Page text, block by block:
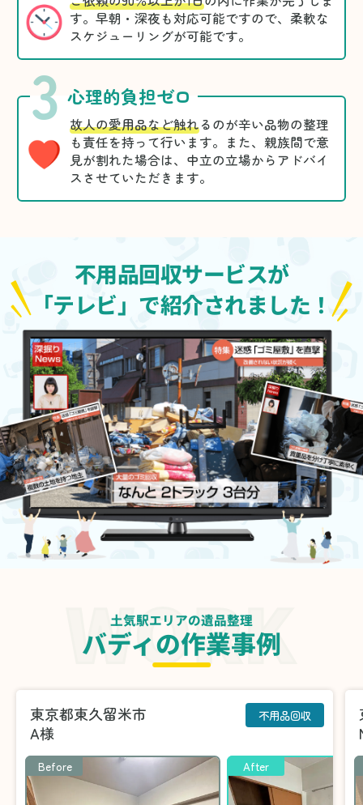
す。早朝・深夜も対応可能ですので、柔軟な
スケジューリングが可能です。
3 心理的負担ゼロ
故人の愛用品など触れるのが辛い品物の整理
も責任を持って行います。また、親族間で意
見が割れた場合は、中立の立場からアドバイ
スさせていただきます。
不用品回収サービスが
「テレビ」で紹介されました！
土気駅エリアの遺品整理
バディの作業事例
東京都東久留米市
A様
不用品回収
Before After